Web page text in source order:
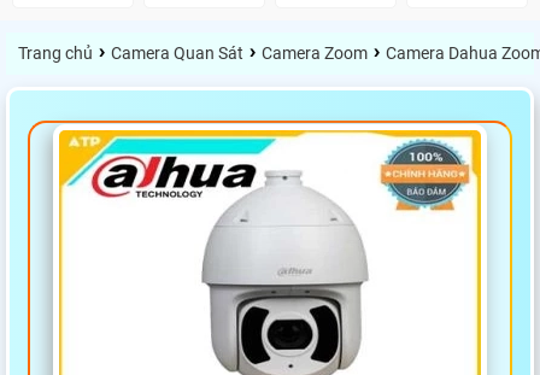
Trang chủ › Camera Quan Sát › Camera Zoom › Camera Dahua